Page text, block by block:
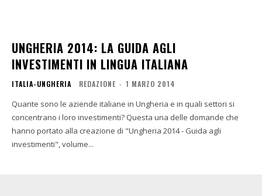
UNGHERIA 2014: LA GUIDA AGLI
INVESTIMENTI IN LINGUA ITALIANA
ITALIA-UNGHERIA REDAZIONE - 1 MARZO 2014
Quante sono le aziende italiane in Ungheria e in quali settori si
concentrano i loro investimenti? Questa una delle domande che
hanno portato alla creazione di "Ungheria 2014 - Guida agli
investimenti", volume...